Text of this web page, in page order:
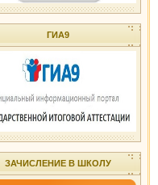
ГИА9
ЗАЧИСЛЕНИЕ В ШКОЛУ